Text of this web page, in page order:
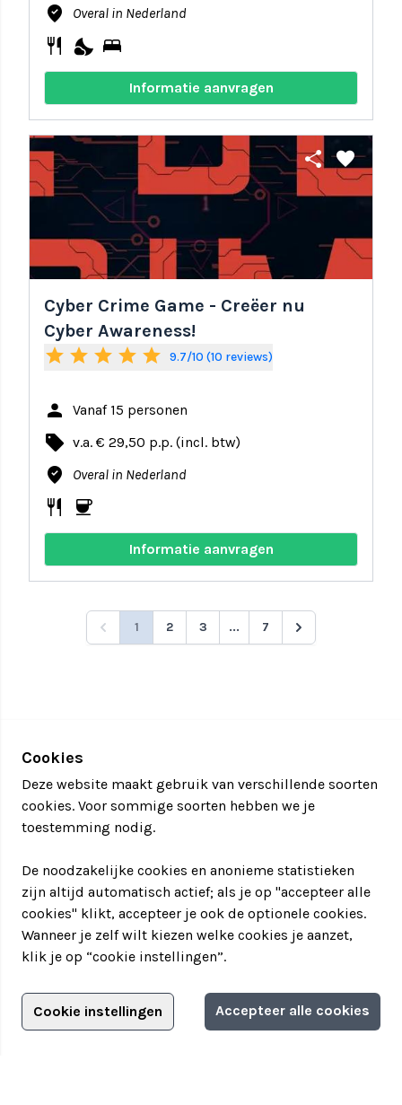
Filter jouw teamuitstapje!
where_to_vote Overal in Nederland
restaurant nights_stay bed
Informatie aanvragen
share favorite
Cyber Crime Game - Creëer nu
Cyber Awareness!
star star star star star 9.7/10 (10 reviews)
person Vanaf 15 personen
local_offer v.a. € 29,50 p.p. (incl. btw)
where_to_vote Overal in Nederland
restaurant coffee
Informatie aanvragen
1 2 3 ... 7
Adverteren?
Adverteerdersopties
Cookies
Deze website maakt gebruik van verschillende soorten
cookies. Voor sommige soorten hebben we je
toestemming nodig.
De noodzakelijke cookies en anonieme statistieken
zijn altijd automatisch actief; als je op "accepteer alle
cookies" klikt, accepteer je ook de optionele cookies.
Wanneer je zelf wilt kiezen welke cookies je aanzet,
klik je op “cookie instellingen”.
Cookie instellingen Accepteer alle cookies